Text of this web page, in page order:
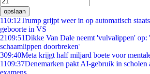
opslaan
110:12Trump grijpt weer in op automatisch
geboorte in VS
2109:51Dikke Van Dale neemt 'vulvalippen' op:
schaamlippen doorbreken'
309:40Meta krijgt half miljard boete voor
1109:37Denemarken pakt AI-gebruik in scholen
examens